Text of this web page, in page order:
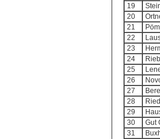
19
20
21
22
23
24
25
26
27
28
29
30
Gut
31